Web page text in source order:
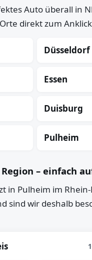
Auto überall in
direkt zum
Düsseldorf
Essen
Duisburg
Pulheim
– einfach
in Pulheim im Rhein-
sind wir deshalb